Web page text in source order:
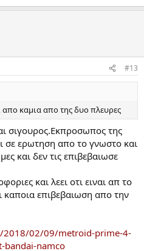
#13
απο καμια απο της δυο πλευρες
σιγουρος.Εκπροσωπος της
σε ερωτηση απο το γνωστο και
και δεν τις επιβεβαιωσε
και λεει οτι ειναι απ το
επιβεβαιωση απο την
02/09/metroid-prime-4-
bandai-namco